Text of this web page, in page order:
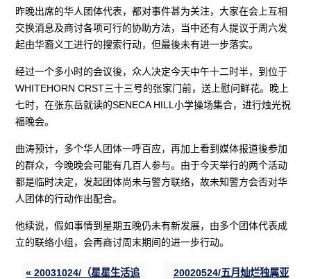
昨晚出席的华人团体代表，都对事件甚为关注，大家在会上互相
交换消息及商讨各项可行的协助方法，当中还有人提议于周六发
起由华裔义工进行的搜索行动，但最後未有进一步落实。
经过一个多小时的会议後，众人决定今天中午十二时半，到位于
WHITEHORN CRST三十三号的张家门前，送上慰问鲜花。晚上
七时，在张东岳就读的SENECA HILL小学操场集合，进行烛光祝
福晚会。
曲涛预计，多个华人团体一呼百应，再加上看到媒体报道後参加
的群众，今晚晚会可能有几百人参与。由于今天举行的两个活动
都是临时决定，发起团体尚未与警方联络，故未知警方会否对华
人团体的行动作出配合。
他续说，假如事情到星期五晚仍未有新发展，由多个团体代表成
立的联络小组，会再商讨周末期间的进一步行动。
« 20031024/（星星生活追
20020524/五月灿烂独属亚